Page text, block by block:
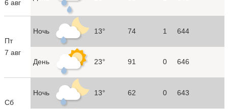
6 авг
Пт
7 авг
Ночь 13° 74 1 644
День 23° 91 0 646
Сб
Ночь 13° 62 0 643